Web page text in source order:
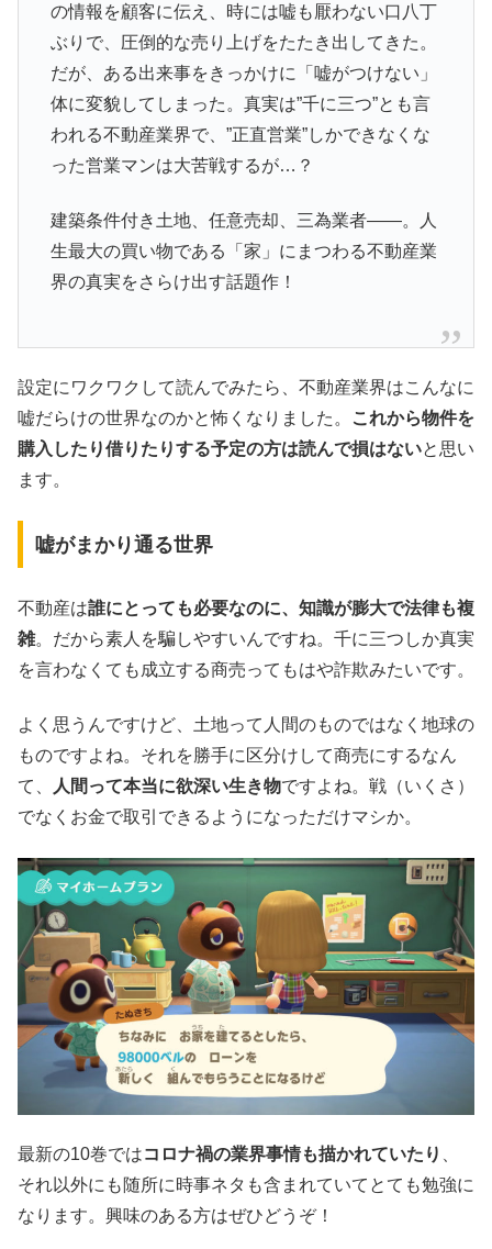
の情報を顧客に伝え、時には嘘も厭わない口八丁
ぶりで、圧倒的な売り上げをたたき出してきた。
だが、ある出来事をきっかけに「嘘がつけない」
体に変貌してしまった。真実は”千に三つ”とも言
われる不動産業界で、”正直営業”しかできなくな
った営業マンは大苦戦するが…？
建築条件付き土地、任意売却、三為業者――。人
生最大の買い物である「家」にまつわる不動産業
界の真実をさらけ出す話題作！
設定にワクワクして読んでみたら、不動産業界はこんなに
嘘だらけの世界なのかと怖くなりました。
これから物件を
購入したり借りたりする予定の方は読んで損はないと思い
ます。
嘘がまかり通る世界
不動産は誰にとっても必要なのに、知識が膨大で法律も複
雑。だから素人を騙しやすいんですね。千に三つしか真実
を言わなくても成立する商売ってもはや詐欺みたいです。
よく思うんですけど、土地って人間のものではなく地球の
ものですよね。それを勝手に区分けして商売にするなん
て、
人間って本当に欲深い生き物ですよね。戦（いくさ）
でなくお金で取引できるようになっただけマシか。
最新の10巻ではコロナ禍の業界事情も描かれていたり
それ以外にも随所に時事ネタも含まれていてとても勉強に
なります。興味のある方はぜひどうぞ！